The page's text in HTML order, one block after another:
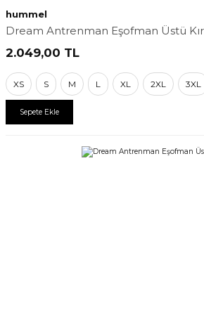
hummel
Dream Antrenman Eşofman Üstü
2.049,00 TL
XS S M L XL 2XL 3XL
Sepete Ekle